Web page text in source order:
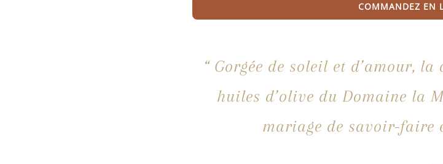
COMMANDEZ EN
“ Gorgée de soleil et d’amour,
huiles d’olive du Domaine la
mariage de savoir-faire